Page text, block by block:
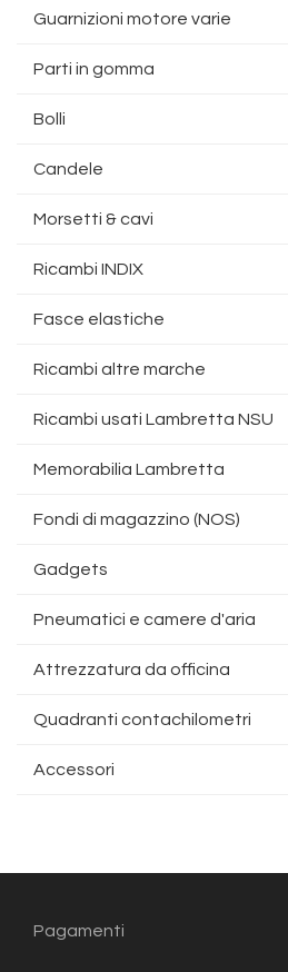
Guarnizioni motore varie
Parti in gomma
Bolli
Candele
Morsetti & cavi
Ricambi INDIX
Fasce elastiche
Ricambi altre marche
Ricambi usati Lambretta NSU
Memorabilia Lambretta
Fondi di magazzino (NOS)
Gadgets
Pneumatici e camere d'aria
Attrezzatura da officina
Quadranti contachilometri
Accessori
Pagamenti